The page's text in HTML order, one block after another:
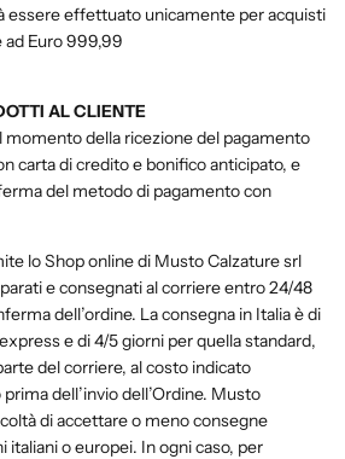
essere effettuato unicamente per acquisti
Euro 999,99
AL CLIENTE
momento della ricezione del pagamento
carta di credito e bonifico anticipato, e
del metodo di pagamento con
lo Shop online di Musto Calzature srl
e consegnati al corriere entro24/48
dell’ordine. La consegna in Italia è di
e di 4/5 giorni per quella standard,
del corriere, al costo indicato
dell’invio dell’Ordine. Musto
di accettare o meno consegne
italiani o europei. In ogni caso, per